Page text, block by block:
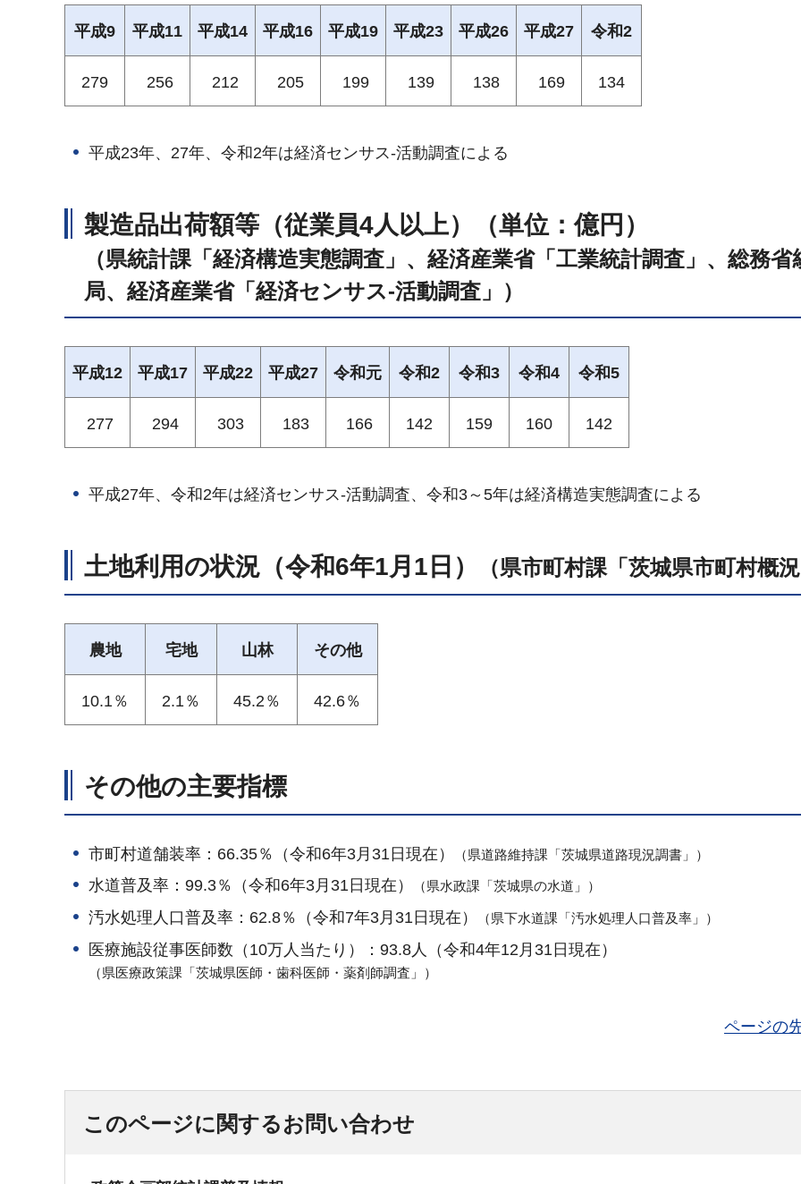
平成9 平成11 平成14 平成16 平成19 平成23 平成26 平成27 令和2
279 256 212 205 199 139 138 169 134
平成23年、27年、令和2年は経済センサス-活動調査による
製造品出荷額等（従業員4人以上）（単位：億円）
（県統計課「経済構造実態調査」、経済産業省「工業統計調査」、総務省
局、経済産業省「経済センサス-活動調査」）
平成12 平成17 平成22 平成27 令和元 令和2 令和3 令和4 令和5
277 294 303 183 166 142 159 160 142
平成27年、令和2年は経済センサス-活動調査、令和3～5年は経済構造実態調査による
土地利用の状況（令和6年1月1日） （県市町村課「茨城県市町村概
農地 宅地 山林 その他
10.1％ 2.1％ 45.2％ 42.6％
その他の主要指標
市町村道舗装率：66.35％（令和6年3月31日現在） （県道路維持課「茨城県道路現況調書 」）
水道普及率：99.3％（令和6年3月31日現在） （県水政課「茨城県の水道」）
汚水処理人口普及率：62.8％（令和7年3月31日現在） （県下水道課「汚水処理人口普及率」）
医療施設従事医師数（10万人当たり）：93.8人（令和4年12月31日現在）
（県医療政策課「茨城県医師・歯科医師・薬剤師調査」）
ページの
このページに関するお問い合わせ